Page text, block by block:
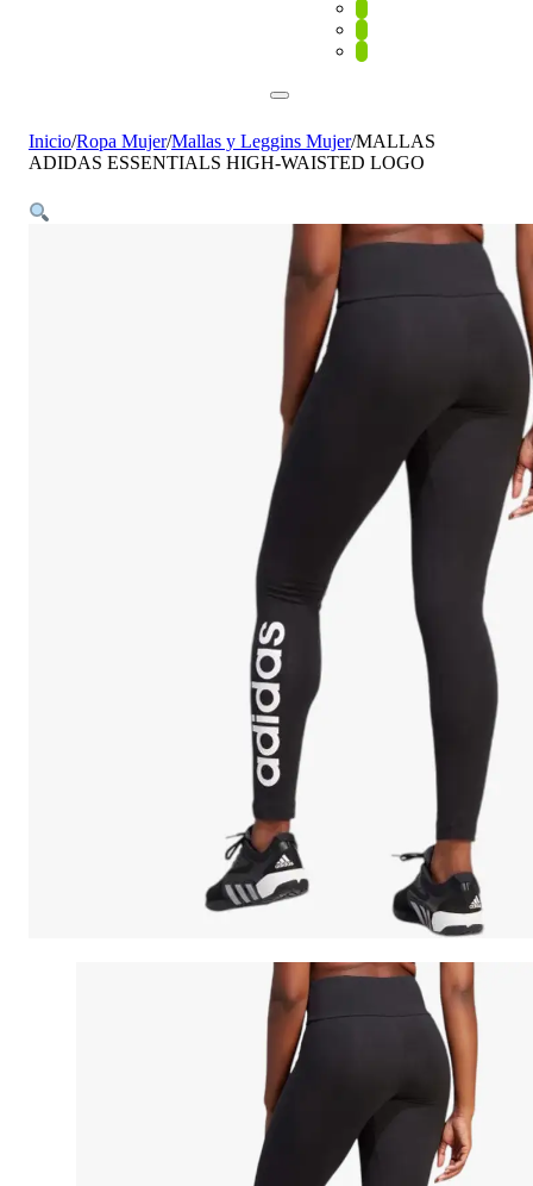
Inicio/Ropa Mujer/Mallas y Leggins Mujer/MALLAS
ADIDAS ESSENTIALS HIGH-WAISTED LOGO